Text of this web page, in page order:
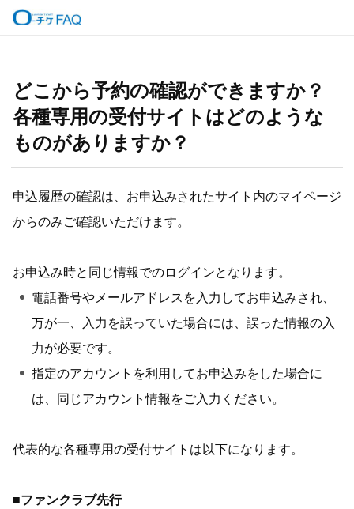
どこから予約の確認ができますか？
各種専用の受付サイトはどのような
ものがありますか？
申込履歴の確認は、お申込みされたサイト内のマイページ
からのみご確認いただけます。
お申込み時と同じ情報でのログインとなります。
電話番号やメールアドレスを入力してお申込みされ、
万が一、入力を誤っていた場合には、誤った情報の入
力が必要です。
指定のアカウントを利用してお申込みをした場合に
は、同じアカウント情報をご入力ください。
代表的な各種専用の受付サイトは以下になります。
■ファンクラブ先行